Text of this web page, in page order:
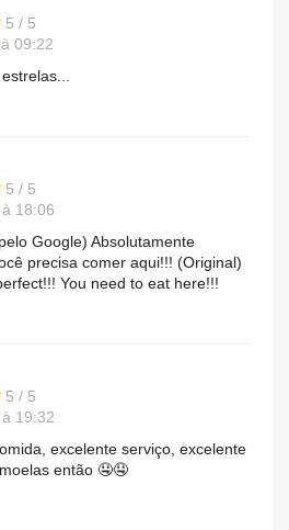
5 / 5
09:22
5 / 5
18:06
Google) Absolutamente
precisa comer aqui!!! (Original)
You need to eat here!!!
5 / 5
19:32
excelente serviço, excelente
então 🤤🤤